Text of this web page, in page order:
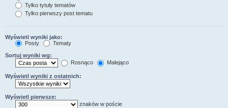
Tylko tytuły tematów
Tylko pierwszy post tematu
Wyświetl wyniki jako:
Posty
Tematy
Sortuj wyniki wg:
Rosnąco
Malejąco
Wyświetl wyniki z ostatnich:
Wyświetl pierwsze:
znaków w poście